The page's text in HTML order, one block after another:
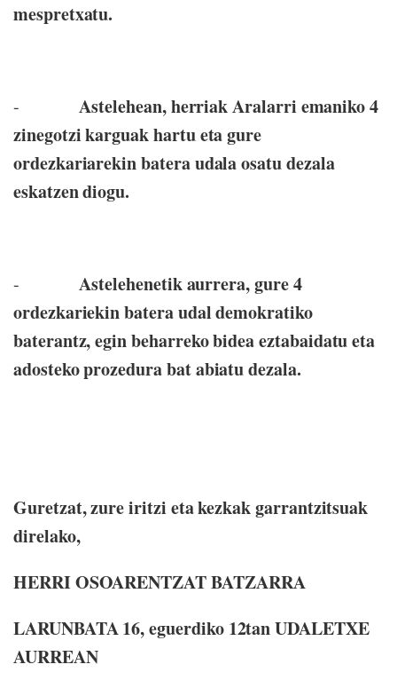
mespretxatu.
-Astelehean, herriak Aralarri emaniko 4
zinegotzi karguak hartu eta gure
ordezkariarekin batera udala osatu dezala
eskatzen diogu.
-Astelehenetik aurrera, gure 4
ordezkariekin batera udal demokratiko
baterantz, egin beharreko bidea eztabaidatu eta
adosteko prozedura bat abiatu dezala.
Guretzat, zure iritzi eta kezkak garrantzitsuak
direlako,
HERRI OSOARENTZAT BATZARRA
LARUNBATA 16, eguerdiko 12tan UDALETXE
AURREAN